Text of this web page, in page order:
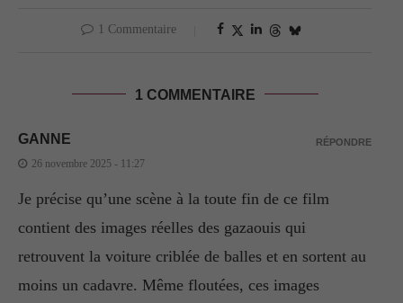
1 Commentaire
1 COMMENTAIRE
GANNE
26 novembre 2025 - 11:27
Je précise qu’une scène à la toute fin de ce film
contient des images réelles des gazaouis qui
retrouvent la voiture criblée de balles et en sortent au
moins un cadavre. Même floutées, ces images
RÉPONDRE